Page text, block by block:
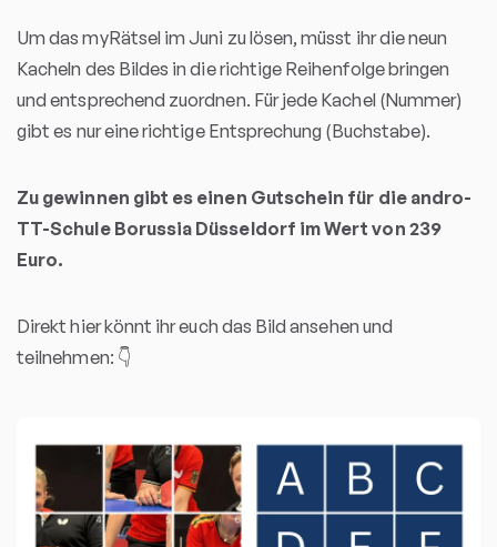
Um das myRätsel im Juni zu lösen, müsst ihr die neun
Kacheln des Bildes in die richtige Reihenfolge bringen
und entsprechend zuordnen. Für jede Kachel (Nummer)
gibt es nur eine richtige Entsprechung (Buchstabe).
Zu gewinnen gibt es einen Gutschein für die andro-
TT-Schule Borussia Düsseldorf im Wert von 239
Euro.
Direkt hier könnt ihr euch das Bild ansehen und
teilnehmen: 👇